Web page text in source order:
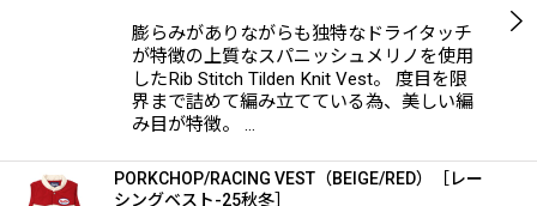
膨らみがありながらも独特なドライタッチ
が特徴の上質なスパニッシュメリノを使用
したRib Stitch Tilden Knit Vest。 度目を限
界まで詰めて編み立てている為、美しい編
み目が特徴。 …
PORKCHOP/RACING VEST（BEIGE/RED）［レー
シングベスト-25秋冬］